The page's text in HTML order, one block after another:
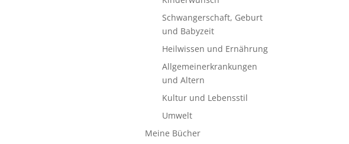
Schwangerschaft, Geburt
und Babyzeit
Heilwissen und Ernährung
Allgemeinerkrankungen
und Altern
Kultur und Lebensstil
Umwelt
Meine Bücher